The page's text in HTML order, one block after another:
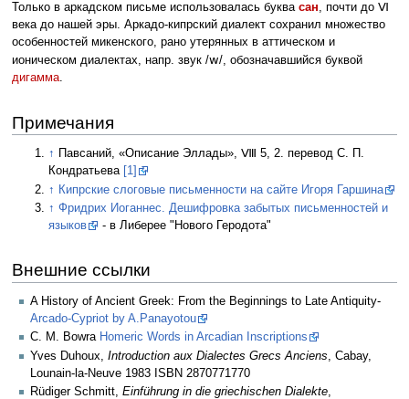
Только в аркадском письме использовалась буква сан, почти до Ⅵ
века до нашей эры. Аркадо‑кипрский диалект сохранил множество
особенностей микенского, рано утерянных в аттическом и
ионическом диалектах, напр. звук /w/, обозначавшийся буквой
дигамма.
Примечания
↑
Павсаний, «Описание Эллады», Ⅷ 5, 2. перевод С. П.
Кондратьева [1]
↑ Кипрские слоговые письменности на сайте Игоря Гаршина
↑ Фридрих Иоганнес. Дешифровка забытых письменностей и
языков
- в Либерее "Нового Геродота"
Внешние ссылки
A History of Ancient Greek: From the Beginnings to Late Antiquity-
Arcado-Cypriot by A.Panayotou
C. M. Bowra Homeric Words in Arcadian Inscriptions
Yves Duhoux, Introduction aux Dialectes Grecs Anciens , Cabay,
Lounain-la-Neuve 1983 ISBN 2870771770
Rüdiger Schmitt, Einführung in die griechischen Dialekte,